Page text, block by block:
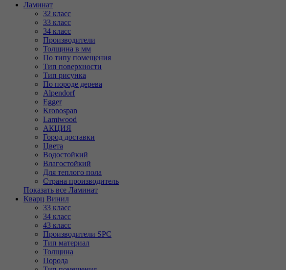
Ламинат
32 класс
33 класс
34 класс
Производители
Толщина в мм
По типу помещения
Тип поверхности
Тип рисунка
По породе дерева
Alpendorf
Egger
Kronospan
Lamiwood
АКЦИЯ
Город доставки
Цвета
Водостойкий
Влагостойкий
Для теплого пола
Страна производитель
Показать все Ламинат
Кварц Винил
33 класс
34 класс
43 класс
Производители SPC
Тип материал
Толщина
Порода